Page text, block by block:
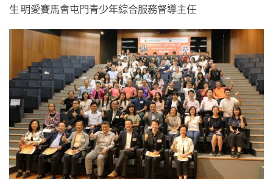
生 明愛賽馬會屯門青少年綜合服務督導主任